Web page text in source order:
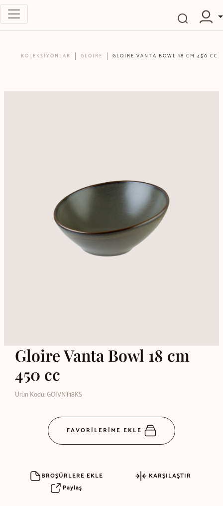
KOLEKSİYONLAR GLOIRE GLOIRE VANTA BOWL 18 CM 450 CC
Gloire Vanta Bowl 18 cm
450 cc
Ürün Kodu: GOIVNT18KS
FAVORİLERİME EKLE
BROŞÜRLERE EKLE
KARŞILAŞTIR
Paylaş